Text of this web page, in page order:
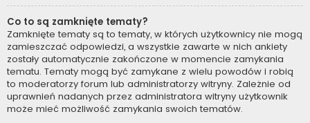
Co to są zamknięte tematy?
Zamknięte tematy są to tematy, w których użytkownicy nie mogą
zamieszczać odpowiedzi, a wszystkie zawarte w nich ankiety
zostały automatycznie zakończone w momencie zamykania
tematu. Tematy mogą być zamykane z wielu powodów i robią
to moderatorzy forum lub administratorzy witryny. Zależnie od
uprawnień nadanych przez administratora witryny użytkownik
może mieć możliwość zamykania swoich tematów.